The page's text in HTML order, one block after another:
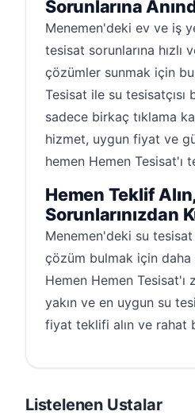
Sorunlarına
Menemen'deki ev ve iş
tesisat sorunlarına hızlı
çözümler sunmak için
Tesisat ile su tesisatçısı
sadece birkaç tıklama
hizmet, uygun fiyat ve
hemen Hemen Tesisat'ı
Hemen Teklif Alın,
Sorunlarınızdan
Menemen'deki su tesisat
çözüm bulmak için daha
Hemen Hemen Tesisat'ı
yakın ve en uygun su
fiyat teklifi alın ve rahat
Listelenen Ustalar